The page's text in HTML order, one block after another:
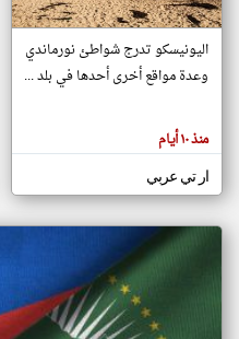
هنا عن
وجهة
كاتبيها.
اليونيسكو تدرج شواطئ نورماندي
وعدة مواقع أخرى أحدها في بلد ...
منذ ١٠ أيام
ار تي عربي